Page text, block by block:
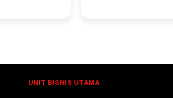
UNIT BISNIS UTAMA